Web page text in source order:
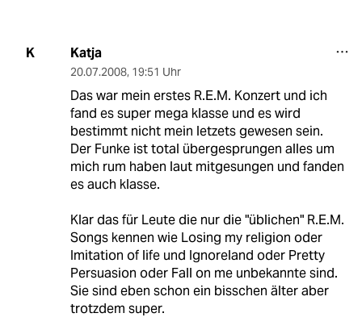
K Katja
20.07.2008, 19:51 Uhr
Das war mein erstes R.E.M. Konzert und ich
fand es super mega klasse und es wird
bestimmt nicht mein letzets gewesen sein.
Der Funke ist total übergesprungen alles um
mich rum haben laut mitgesungen und fanden
es auch klasse.
Klar das für Leute die nur die "üblichen" R.E.M.
Songs kennen wie Losing my religion oder
Imitation of life und Ignoreland oder Pretty
Persuasion oder Fall on me unbekannte sind.
Sie sind eben schon ein bisschen älter aber
trotzdem super.